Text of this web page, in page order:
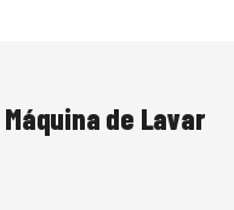
Máquina de Lavar